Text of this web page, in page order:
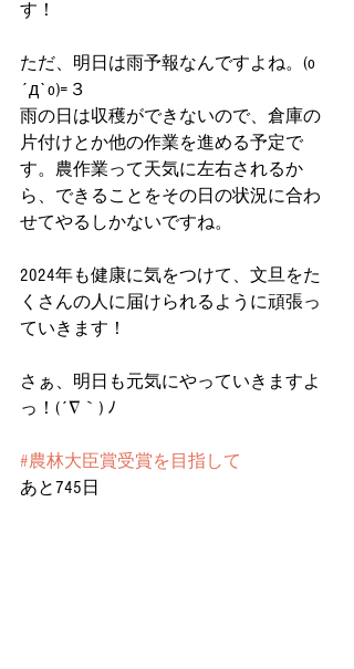
す！
ただ、明日は雨予報なんですよね。(o
´д`o)=３
雨の日は収穫ができないので、倉庫の
片付けとか他の作業を進める予定で
す。農作業って天気に左右されるか
ら、できることをその日の状況に合わ
せてやるしかないですね。
2024年も健康に気をつけて、文旦をた
くさんの人に届けられるように頑張っ
ていきます！
さぁ、明日も元気にやっていきますよ
っ！(´∇｀) ﾉ
#農林大臣賞受賞を目指して
あと745日